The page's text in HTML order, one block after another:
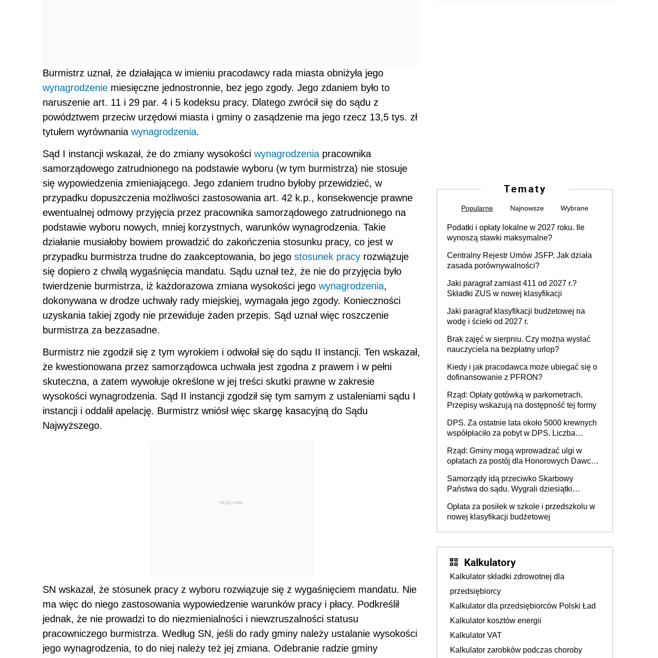
Burmistrz uznał, że działająca w imieniu pracodawcy rada miasta obniżyła jego
wynagrodzenie miesięczne jednostronnie, bez jego zgody. Jego zdaniem było to
naruszenie art. 11 i 29 par. 4 i 5 kodeksu pracy. Dlatego zwrócił się do sądu z
powództwem przeciw urzędowi miasta i gminy o zasądzenie ma jego rzecz 13,5 tys. zł
tytułem wyrównania wynagrodzenia.
Sąd I instancji wskazał, że do zmiany wysokości wynagrodzenia pracownika
samorządowego zatrudnionego na podstawie wyboru (w tym burmistrza) nie stosuje
się wypowiedzenia zmieniającego. Jego zdaniem trudno byłoby przewidzieć, w
przypadku dopuszczenia możliwości zastosowania art. 42 k.p., konsekwencje prawne
ewentualnej odmowy przyjęcia przez pracownika samorządowego zatrudnionego na
podstawie wyboru nowych, mniej korzystnych, warunków wynagrodzenia. Takie
działanie musiałoby bowiem prowadzić do zakończenia stosunku pracy, co jest w
przypadku burmistrza trudne do zaakceptowania, bo jego stosunek pracy rozwiązuje
się dopiero z chwilą wygaśnięcia mandatu. Sądu uznał też, że nie do przyjęcia było
twierdzenie burmistrza, iż każdorazowa zmiana wysokości jego wynagrodzenia,
dokonywana w drodze uchwały rady miejskiej, wymagała jego zgody. Konieczności
uzyskania takiej zgody nie przewiduje żaden przepis. Sąd uznał więc roszczenie
burmistrza za bezzasadne.
Burmistrz nie zgodził się z tym wyrokiem i odwołał się do sądu II instancji. Ten wskazał,
że kwestionowana przez samorządowca uchwała jest zgodna z prawem i w pełni
skuteczna, a zatem wywołuje określone w jej treści skutki prawne w zakresie
wysokości wynagrodzenia. Sąd II instancji zgodził się tym samym z ustaleniami sądu I
instancji i oddalił apelację. Burmistrz wniósł więc skargę kasacyjną do Sądu
Najwyższego.
REKLAMA
SN wskazał, że stosunek pracy z wyboru rozwiązuje się z wygaśnięciem mandatu. Nie
ma więc do niego zastosowania wypowiedzenie warunków pracy i płacy. Podkreślił
jednak, że nie prowadzi to do niezmienialności i niewzruszalności statusu
pracowniczego burmistrza. Według SN, jeśli do rady gminy należy ustalanie wysokości
jego wynagrodzenia, to do niej należy też jej zmiana. Odebranie radzie gminy
Tematy
Popularne Najnowsze Wybrane
Podatki i opłaty lokalne w 2027 roku. Ile
wynoszą stawki maksymalne?
Centralny Rejestr Umów JSFP. Jak działa
zasada porównywalności?
Jaki paragraf zamiast 411 od 2027 r.?
Składki ZUS w nowej klasyfikacji
Jaki paragraf klasyfikacji budżetowej na
wodę i ścieki od 2027 r.
Brak zajęć w sierpniu. Czy można wysłać
nauczyciela na bezpłatny urlop?
Kiedy i jak pracodawca może ubiegać się o
dofinansowanie z PFRON?
Rząd: Opłaty gotówką w parkometrach.
Przepisy wskazują na dostępność tej formy
DPS. Za ostatnie lata około 5000 krewnych
współpłaciło za pobyt w DPS. Liczba
Rząd: Gminy mogą wprowadzać ulgi w
opłatach za postój dla Honorowych Dawców
Samorządy idą przeciwko Skarbowy
Państwa do sądu. Wygrali dziesiątki
Opłata za posiłek w szkole i przedszkolu w
nowej klasyfikacji budżetowej
Kalkulatory
Kalkulator składki zdrowotnej dla
przedsiębiorcy
Kalkulator dla przedsiębiorców Polski Ład
Kalkulator kosztów energii
Kalkulator VAT
Kalkulator zarobków podczas choroby